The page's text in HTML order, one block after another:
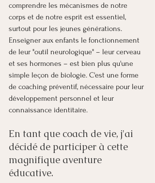
comprendre les mécanismes de notre
corps et de notre esprit est essentiel,
surtout pour les jeunes générations.
Enseigner aux enfants le fonctionnement
de leur "outil neurologique" – leur cerveau
et ses hormones – est bien plus qu'une
simple leçon de biologie. C'est une forme
de coaching préventif, nécessaire pour leur
développement personnel et leur
connaissance identitaire.
En tant que coach de vie, j'ai
décidé de participer à cette
magnifique aventure
éducative.